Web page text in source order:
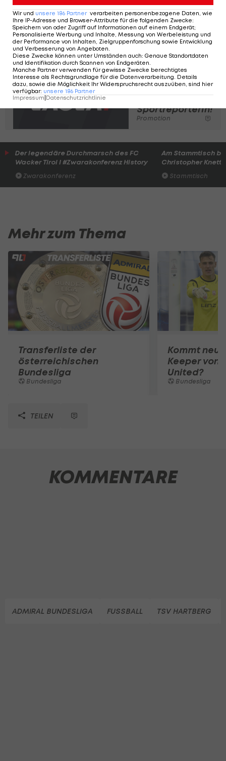
Zeit sehr um ihn bemüht und freuen uns auf seine
Impulse. Wir sind überzeugt, dass er uns
weiterhelfen wird und dies ein weiterer Schritt in
die richtige Richtung ist."
Lehrredaktion:
Deine Chance
als
SportreporterIn!
Promotion
Der legendäre Durchmarsch des FC
Wacker Tirol I #Zwarakonferenz History
Zwarakonferenz
Am Stammtisch
Christopher Knett
Stammtisch
Mehr zum Thema
Transferliste der
österreichischen
Bundesliga
Bundesliga
Kommt
Keeper von
United?
Bundesliga
TEILEN
KOMMENTARE
ADMIRAL BUNDESLIGA FUSSBALL TSV HARTBERG
Wir und unsere 186 Partner verarbeiten personenbezogene Daten, wie
Ihre IP-Adresse und Browser-Attribute für die folgenden Zwecke:
Speichern von oder Zugriff auf Informationen auf einem Endgerät;
Personalisierte Werbung und Inhalte, Messung von Werbeleistung und
der Performance von Inhalten, Zielgruppenforschung sowie Entwicklung
und Verbesserung von Angeboten
Diese Zwecke können unter Umständen auch: Genaue Standortdaten
und Identifikation durch Scannen von Endgeräten
Manche Partner verwenden für gewisse Zwecke berechtigtes
Interesse als Rechtsgrundlage für die Datenverarbeitung. Details
dazu, sowie die Möglichkeit Ihr Widerspruchsrecht auszuüben, sind hier
verfügbar: unsere 186 Partner
Impressum|Datenschutzrichtlinie